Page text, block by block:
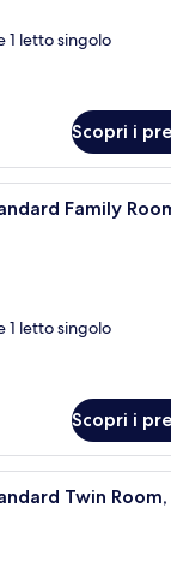
1 letto singolo
Scopri i
Un
Family
1 letto singolo
Scopri i
Camera
Twin